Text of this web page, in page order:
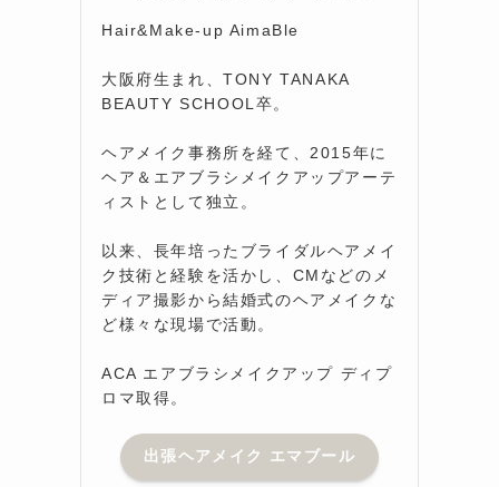
Hair&Make-up AimaBle
大阪府生まれ、TONY TANAKA
BEAUTY SCHOOL卒。
ヘアメイク事務所を経て、2015年に
ヘア＆エアブラシメイクアップアーテ
ィストとして独立。
以来、長年培ったブライダルヘアメイ
ク技術と経験を活かし、CMなどのメ
ディア撮影から結婚式のヘアメイクな
ど様々な現場で活動。
ACA エアブラシメイクアップ ディプ
ロマ取得。
出張ヘアメイク エマブール